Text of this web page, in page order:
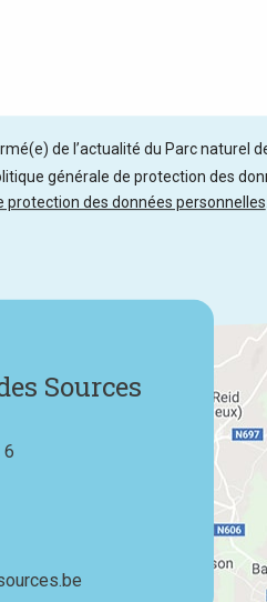
de l’actualité du Parc naturel
générale de protection des
protection des données personnelles
Sources
6